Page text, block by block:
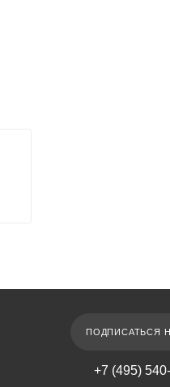
ПОДПИСАТЬСЯ
+7 (495)